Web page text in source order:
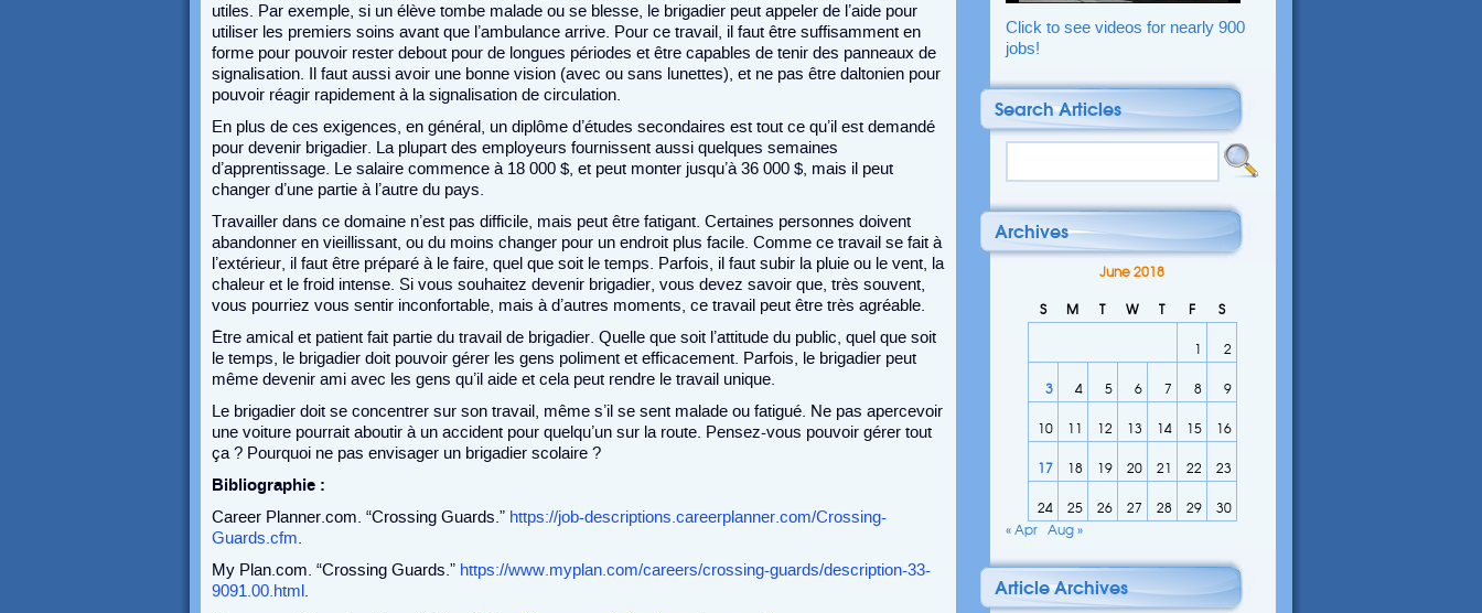
utiles. Par exemple, si un élève tombe malade ou se blesse, le brigadier peut appeler de l’aide pour
utiliser les premiers soins avant que l’ambulance arrive. Pour ce travail, il faut être suffisamment en
forme pour pouvoir rester debout pour de longues périodes et être capables de tenir des panneaux de
signalisation. Il faut aussi avoir une bonne vision (avec ou sans lunettes), et ne pas être daltonien pour
pouvoir réagir rapidement à la signalisation de circulation.
En plus de ces exigences, en général, un diplôme d’études secondaires est tout ce qu’il est demandé
pour devenir brigadier. La plupart des employeurs fournissent aussi quelques semaines
d’apprentissage. Le salaire commence à 18 000 $, et peut monter jusqu’à 36 000 $, mais il peut
changer d’une partie à l’autre du pays.
Travailler dans ce domaine n’est pas difficile, mais peut être fatigant. Certaines personnes doivent
abandonner en vieillissant, ou du moins changer pour un endroit plus facile. Comme ce travail se fait à
l’extérieur, il faut être préparé à le faire, quel que soit le temps. Parfois, il faut subir la pluie ou le vent, la
chaleur et le froid intense. Si vous souhaitez devenir brigadier, vous devez savoir que, très souvent,
vous pourriez vous sentir inconfortable, mais à d’autres moments, ce travail peut être très agréable.
Être amical et patient fait partie du travail de brigadier. Quelle que soit l’attitude du public, quel que soit
le temps, le brigadier doit pouvoir gérer les gens poliment et efficacement. Parfois, le brigadier peut
même devenir ami avec les gens qu’il aide et cela peut rendre le travail unique.
Le brigadier doit se concentrer sur son travail, même s’il se sent malade ou fatigué. Ne pas apercevoir
une voiture pourrait aboutir à un accident pour quelqu’un sur la route. Pensez-vous pouvoir gérer tout
ça ? Pourquoi ne pas envisager un brigadier scolaire ?
Bibliographie :
Career Planner.com. “Crossing Guards.” https://job-descriptions.careerplanner.com/Crossing-
Guards.cfm
My Plan.com. “Crossing Guards.” https://www.myplan.com/careers/crossing-guards/description-33-
9091.00.html
Click to see videos for nearly 900
jobs!
Search Articles
Archives
June 2018
S M T W T F S
1 2
3 4 5 6 7 8 9
10 11 12 13 14 15 16
17 18 19 20 21 22 23
24 25 26 27 28 29
30
« Apr Aug »
Article Archives